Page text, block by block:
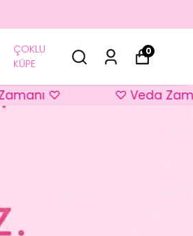
ÇOKLU
KÜPE
0
♡ ♡ Veda Zamanı